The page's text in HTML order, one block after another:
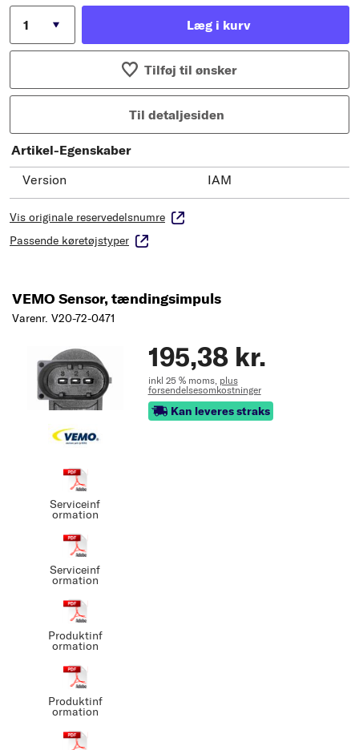
Læg i kurv
Tilføj til ønsker
Til detaljesiden
Artikel-Egenskaber
Version
IAM
Vis originale reservedelsnumre
Passende køretøjstyper
VEMO Sensor, tændingsimpuls
Varenr. V20-72-0471
Serviceinf
ormation
Serviceinf
ormation
Produktinf
ormation
Produktinf
ormation
195,38 kr.
inkl 25 % moms, plus
forsendelsesomkostninger
Kan leveres straks